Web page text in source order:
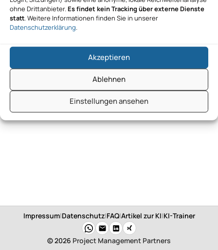
ohne Drittanbieter. Es findet kein Tracking über externe Dienste
statt. Weitere Informationen finden Sie in unserer
Datenschutzerklärung.
Akzeptieren
Ablehnen
Einstellungen ansehen
Beitrag
GitHub
Impressum|Datenschutz|FAQ|Artikel zur KI|KI-Trainer
© 2026 Project Management Partners